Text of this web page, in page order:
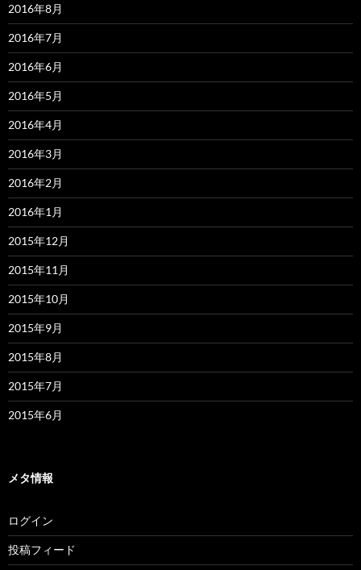
2016年8月
2016年7月
2016年6月
2016年5月
2016年4月
2016年3月
2016年2月
2016年1月
2015年12月
2015年11月
2015年10月
2015年9月
2015年8月
2015年7月
2015年6月
メタ情報
ログイン
投稿フィード